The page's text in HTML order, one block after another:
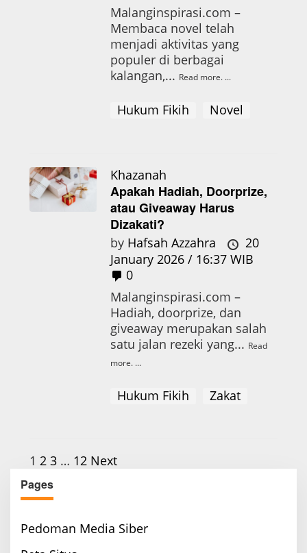
Malanginspirasi.com –
Membaca novel telah
menjadi aktivitas yang
populer di berbagai
kalangan,... Read more.
Hukum Fikih Novel
Khazanah
Apakah Hadiah, Doorprize,
atau Giveaway Harus
Dizakati?
by Hafsah Azzahra
20
January 2026 / 16:37 WIB
0
Malanginspirasi.com –
Hadiah, doorprize, dan
giveaway merupakan salah
satu jalan rezeki yang... Read
more.
Hukum Fikih Zakat
P
o
s
t
s
1 2 3 … 12 Next
Pages
Pedoman Media Siber